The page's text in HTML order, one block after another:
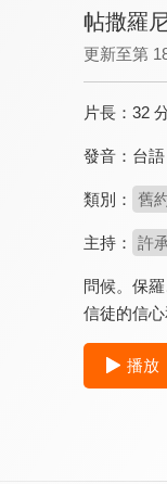
帖撒羅
更新至第
片長： 32
發音： 台語
類別： 舊
主持： 許
問候。保
信徒的信心
播放